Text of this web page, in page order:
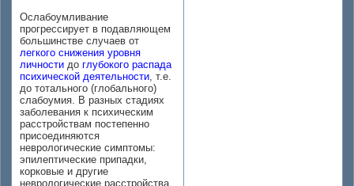
Ослабоумливание
прогрессирует в подавляющем
большинстве случаев от
легкого снижения уровня
личности до глубокого распада
психической деятельности, т.е.
до тотального (глобального)
слабоумия. В разных стадиях
заболевания к психическим
расстройствам постепенно
присоединяются
неврологические симптомы:
эпилептические припадки,
корковые и другие
неврологические расстройства.